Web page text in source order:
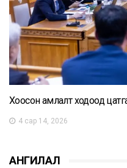
Хоосон амлалт ходоод
4 сар 14, 2026
АНГИЛАЛ